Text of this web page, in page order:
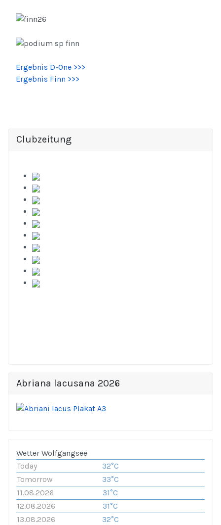
Ergebnis D-One >>>
Ergebnis Finn >>>
Clubzeitung
Abriana lacusana 2026
Wetter Wolfgangsee
Today
32°C
Tomorrow
33°C
11.08.2026
31°C
12.08.2026
31°C
13.08.2026
32°C